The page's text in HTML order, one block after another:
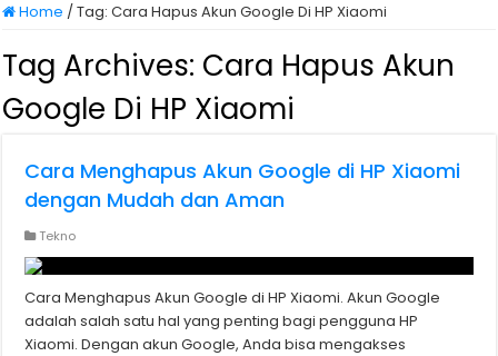
Home /Tag:Cara Hapus Akun Google Di HP Xiaomi
Tag Archives: Cara Hapus Akun
Google Di HP Xiaomi
Cara Menghapus Akun Google di HP Xiaomi
dengan Mudah dan Aman
Tekno
Cara Menghapus Akun Google di HP Xiaomi. Akun Google
adalah salah satu hal yang penting bagi pengguna HP
Xiaomi. Dengan akun Google, Anda bisa mengakses